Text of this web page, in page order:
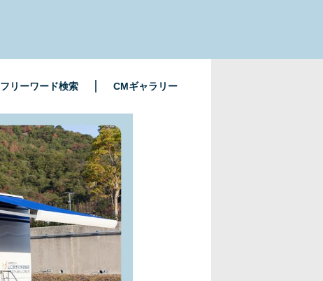
フリーワード検索 CMギャラリー